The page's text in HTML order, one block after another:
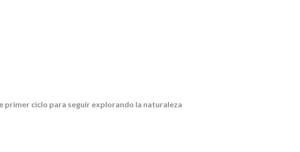
primer ciclo para seguir explorando la naturaleza